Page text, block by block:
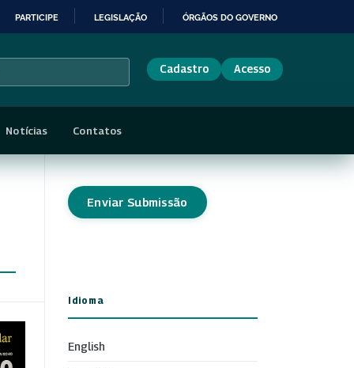
PARTICIPE LEGISLAÇÃO ÓRGÃOS DO GOVERNO
Cadastro Acesso
Notícias Contatos
Enviar Submissão
Idioma
English